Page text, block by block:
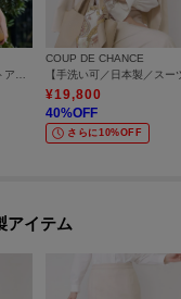
COUP DE CHANCE
¥19,800
40%OFF
さらに10%OFF
アイテム